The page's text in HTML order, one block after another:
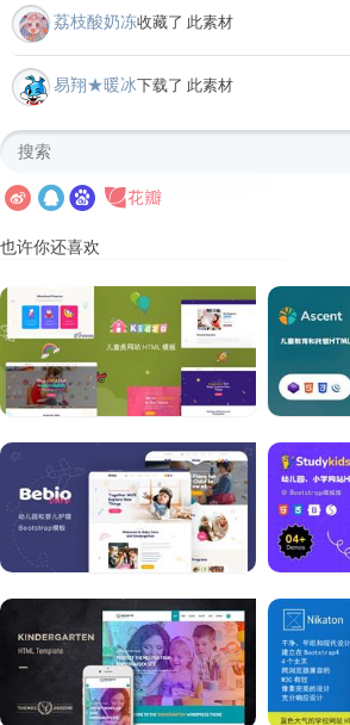
荔枝酸奶冻收藏了 此素材
易翔★暖冰下载了 此素材
也许你还喜欢